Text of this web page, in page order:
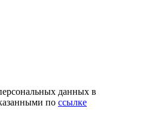
данных в
по ссылке